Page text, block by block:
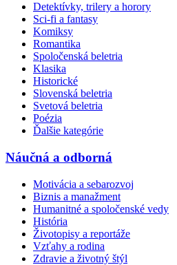
Detektívky, trilery a horory
Sci-fi a fantasy
Komiksy
Romantika
Spoločenská beletria
Klasika
Historické
Slovenská beletria
Svetová beletria
Poézia
Ďalšie kategórie
Náučná a odborná
Motivácia a sebarozvoj
Biznis a manažment
Humanitné a spoločenské vedy
História
Životopisy a reportáže
Vzťahy a rodina
Zdravie a životný štýl